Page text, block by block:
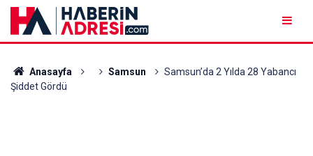
Anasayfa Samsun
Samsun’da 2 Yılda 28 Yabancı
Şiddet Gördü